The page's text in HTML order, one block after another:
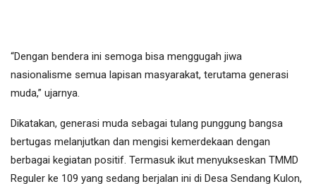
“Dengan bendera ini semoga bisa menggugah jiwa
nasionalisme semua lapisan masyarakat, terutama generasi
muda,” ujarnya.
Dikatakan, generasi muda sebagai tulang punggung bangsa
bertugas melanjutkan dan mengisi kemerdekaan dengan
berbagai kegiatan positif. Termasuk ikut menyukseskan TMMD
Reguler ke 109 yang sedang berjalan ini di Desa Sendang Kulon,